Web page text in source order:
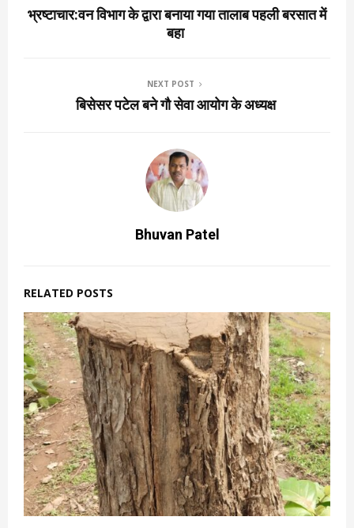
भ्रष्टाचार:वन विभाग के द्वारा बनाया गया तालाब पहली बरसात में
बहा
NEXT POST
बिसेसर पटेल बने गौ सेवा आयोग के अध्यक्ष
Bhuvan Patel
RELATED POSTS